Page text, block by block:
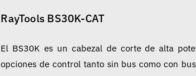
RayTools BS30K-CAT
El BS30K es un cabezal de corte de alta
opciones de control tanto sin bus como con